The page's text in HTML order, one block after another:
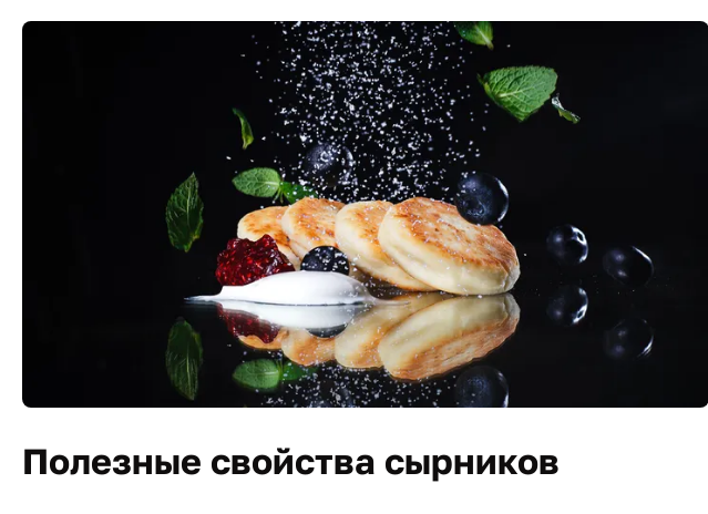
Полезные свойства сырников